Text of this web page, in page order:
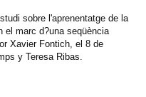
sobre l'aprenentatge de la
el marc d?una seqüència
Xavier Fontich, el 8 de
y Teresa Ribas.